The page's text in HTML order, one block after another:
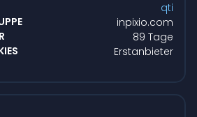
qti
inpixio.com
89 Tage
Erstanbieter